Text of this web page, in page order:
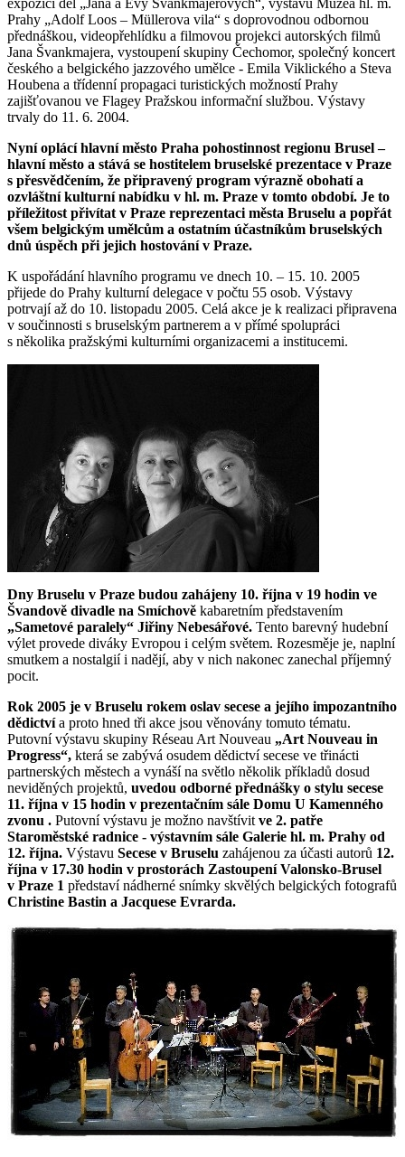
expozici děl „Jana a Evy Švankmajerových“, výstavu Muzea hl. m.
Prahy „Adolf Loos – Müllerova vila“ s doprovodnou odbornou
přednáškou, videopřehlídku a filmovou projekci autorských filmů
Jana Švankmajera, vystoupení skupiny Čechomor, společný koncert
českého a belgického jazzového umělce - Emila Viklického a Steva
Houbena a třídenní propagaci turistických možností Prahy
zajišťovanou ve Flagey Pražskou informační službou. Výstavy
trvaly do 11. 6. 2004.
Nyní oplácí hlavní město Praha pohostinnost regionu Brusel –
hlavní město a stává se hostitelem bruselské prezentace v Praze
s přesvědčením, že připravený program výrazně obohatí a
ozvláštní kulturní nabídku v hl. m. Praze v tomto období. Je to
příležitost přivítat v Praze reprezentaci města Bruselu a popřát
všem belgickým umělcům a ostatním účastníkům bruselských
dnů úspěch při jejich hostování v Praze.
K uspořádání hlavního programu ve dnech 10. – 15. 10. 2005
přijede do Prahy kulturní delegace v počtu 55 osob. Výstavy
potrvají až do 10. listopadu 2005. Celá akce je k realizaci připravena
v součinnosti s bruselským partnerem a v přímé spolupráci
s několika pražskými kulturními organizacemi a institucemi.
Dny Bruselu v Praze budou zahájeny 10. října v 19 hodin ve
Švandově divadle na Smíchově kabaretním představením
„Sametové paralely“ Jiřiny Nebesářové. Tento barevný hudební
výlet provede diváky Evropou i celým světem. Rozesměje je, naplní
smutkem a nostalgií i nadějí, aby v nich nakonec zanechal příjemný
pocit.
Rok 2005 je v Bruselu rokem oslav secese a jejího impozantního
dědictvía proto hned tři akce jsou věnovány tomuto tématu.
Putovní výstavu skupiny Réseau Art Nouveau „Art Nouveau in
Progress“, která se zabývá osudem dědictví secese ve třinácti
partnerských městech a vynáší na světlo několik příkladů dosud
neviděných projektů, uvedou odborné přednášky o stylu secese
11. října v 15 hodin v prezentačním sále Domu U Kamenného
zvonu . Putovní výstavu je možno navštívitve 2. patře
Staroměstské radnice - výstavním sále Galerie hl. m. Prahy od
12. října. Výstavu Secese v Bruselu zahájenou za účasti autorů 12.
října v 17.30 hodin v prostorách Zastoupení Valonsko-Brusel
v Praze 1 představí nádherné snímky skvělých belgických fotografů
Christine Bastin a Jacquese Evrarda.